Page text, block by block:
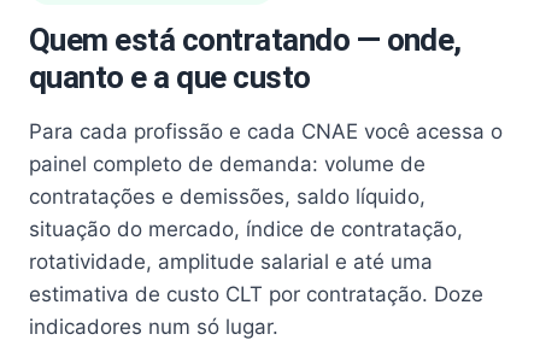
Quem está contratando — onde,
quanto e a que custo
Para cada profissão e cada CNAE você acessa o
painel completo de demanda: volume de
contratações e demissões, saldo líquido,
situação do mercado, índice de contratação,
rotatividade, amplitude salarial e até uma
estimativa de custo CLT por contratação. Doze
indicadores num só lugar.